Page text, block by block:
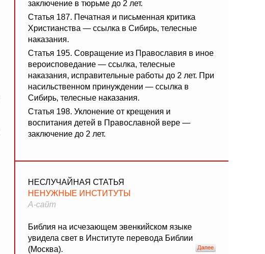
заключение в тюрьме до 2 лет.
Статья 187. Печатная и письменная критика
Христианства — ссылка в Сибирь, телесные
наказания.
Статья 195. Совращение из Православия в иное
вероисповедание — ссылка, телесные
наказания, исправительные работы до 2 лет. При
насильственном принуждении — ссылка в
Сибирь, телесные наказания.
Статья 198. Уклонение от крещения и
воспитания детей в Православной вере —
заключение до 2 лет.
НЕСЛУЧАЙНАЯ СТАТЬЯ
НЕНУЖНЫЕ ИНСТИТУТЫ
А-сайт
Библия на исчезающем эвенкийском языке
увидела свет в Институте перевода Библии
(Москва).